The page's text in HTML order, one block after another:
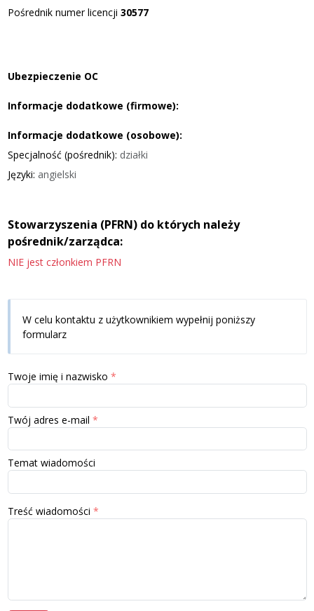
Pośrednik numer licencji 30577
Ubezpieczenie OC
Informacje dodatkowe (firmowe):
Informacje dodatkowe (osobowe):
Specjalność (pośrednik): działki
Języki: angielski
Stowarzyszenia (PFRN) do których należy
pośrednik/zarządca:
NIE jest członkiem PFRN
W celu kontaktu z użytkownikiem wypełnij poniższy
formularz
Twoje imię i nazwisko
Twój adres e-mail
Temat wiadomości
Treść wiadomości